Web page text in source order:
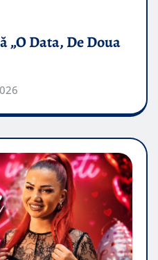
„O Data, De Doua